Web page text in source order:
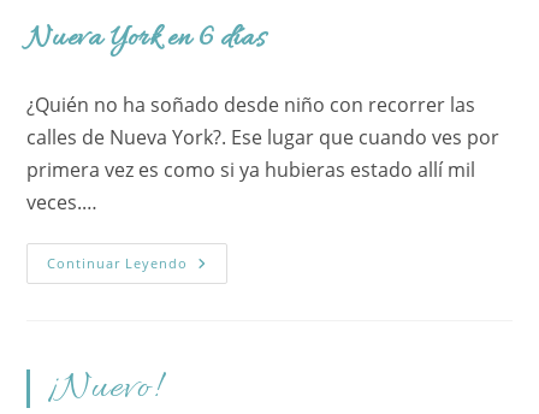
Nueva York en 6 días
¿Quién no ha soñado desde niño con recorrer las
calles de Nueva York?. Ese lugar que cuando ves por
primera vez es como si ya hubieras estado allí mil
veces.…
Continuar Leyendo Nueva
York
¡Nuevo!